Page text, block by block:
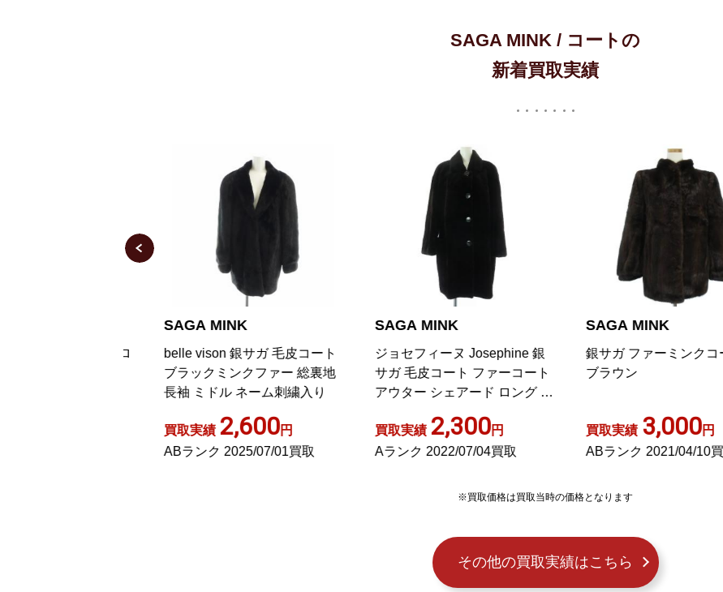
SAGA MINK / コートの
新着買取実績
SAGA MINK
belle vison 銀サガ 毛皮コート
ブラックミンクファー 総裏地
長袖 ミドル ネーム刺繍入り
買取実績 2,600円
ABランク 2025/07/01買取
SAGA MINK
ジョセフィーヌ Josephine 銀
サガ 毛皮コート ファーコート
アウター シェアード ロング ダ
買取実績 2,300円
Aランク 2022/07/04買取
SAGA MINK
銀サガ ファーミンクコー
ブラウン
買取実績 3,000円
ABランク 2021/04/10買取
※買取価格は買取当時の価格となります
その他の買取実績はこちら